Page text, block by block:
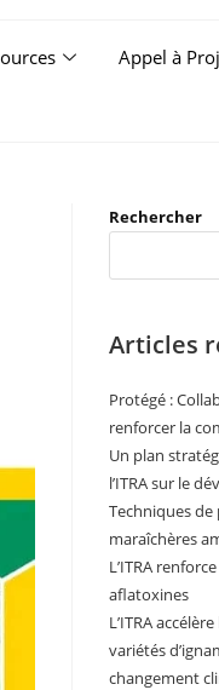
Appel à
Rechercher
Articles
Protégé :
renforcer la
Un plan
l’ITRA sur le
Techniques
maraîchères
L’ITRA
aflatoxines
L’ITRA
variétés
changement